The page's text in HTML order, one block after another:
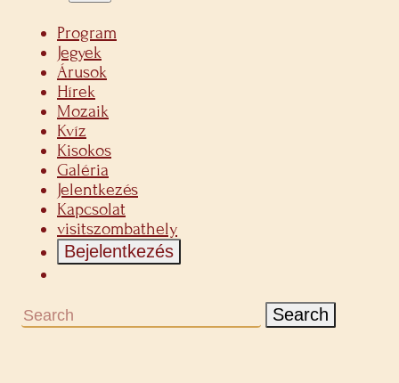
Program
Jegyek
Árusok
Hírek
Mozaik
Kvíz
Kisokos
Galéria
Jelentkezés
Kapcsolat
visitszombathely
Bejelentkezés
Search